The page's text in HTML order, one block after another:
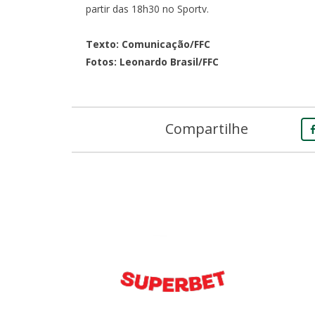
partir das 18h30 no Sportv.
Texto: Comunicação/FFC
Fotos: Leonardo Brasil/FFC
Compartilhe